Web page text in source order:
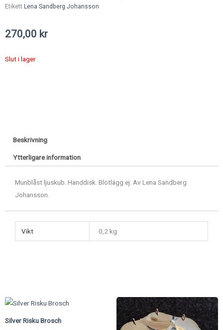
Etikett Lena Sandberg Johansson
270,00 kr
Slut i lager
Beskrivning
Ytterligare information
Munblåst ljuskub. Handdisk. Blötlägg ej. Av Lena Sandberg
Johansson.
Vikt 0,2 kg
Silver Risku Brosch